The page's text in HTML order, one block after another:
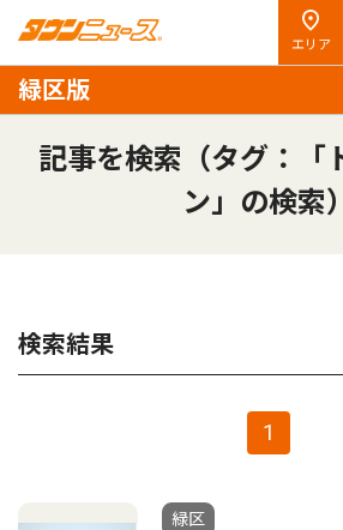
エリア
緑区版
記事を検索（タグ：「
ン」の検索）
検索結果
1
緑区